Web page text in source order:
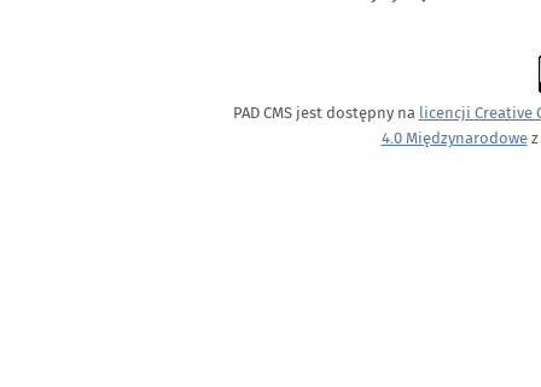
PAD CMS jest dostępny na licencji Creative
4.0 Międzynarodowez